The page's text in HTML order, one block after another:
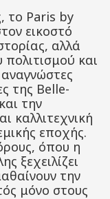
το Paris by
εικοστό
αλλά
και
της Belle-
την
καλλιτεχνική
εποχής.
όπου η
ξεχειλίζει
την
μόνο στους